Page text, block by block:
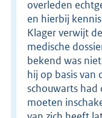
overleden
en hierbij
Klager verwijt
medische
bekend was
hij op basis van
schouwarts had
moeten